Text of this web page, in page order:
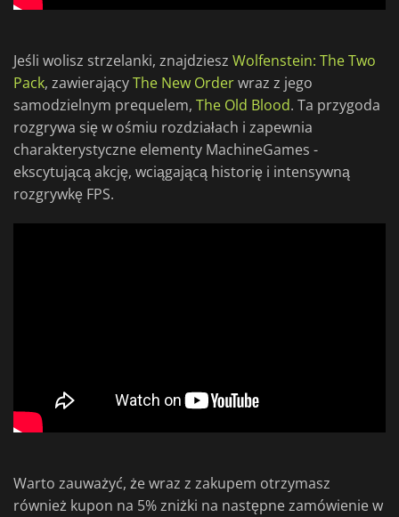
Jeśli wolisz strzelanki, znajdziesz Wolfenstein: The Two
Pack, zawierającyThe New Orderwraz z jego
samodzielnym prequelem, The Old Blood. Ta przygoda
rozgrywa się w ośmiu rozdziałach i zapewnia
charakterystyczne elementy MachineGames -
ekscytującą akcję, wciągającą historię i intensywną
rozgrywkę FPS.
Warto zauważyć, że wraz z zakupem otrzymasz
również kupon na 5% zniżki na następne zamówienie w